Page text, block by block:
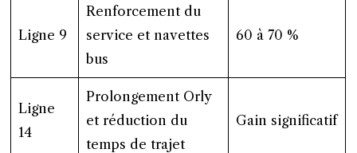
Ligne 9
Renforcement du
service et navettes
bus
60 à 70 %
Ligne
14
Prolongement Orly
et réduction du
temps de trajet
Gain significatif